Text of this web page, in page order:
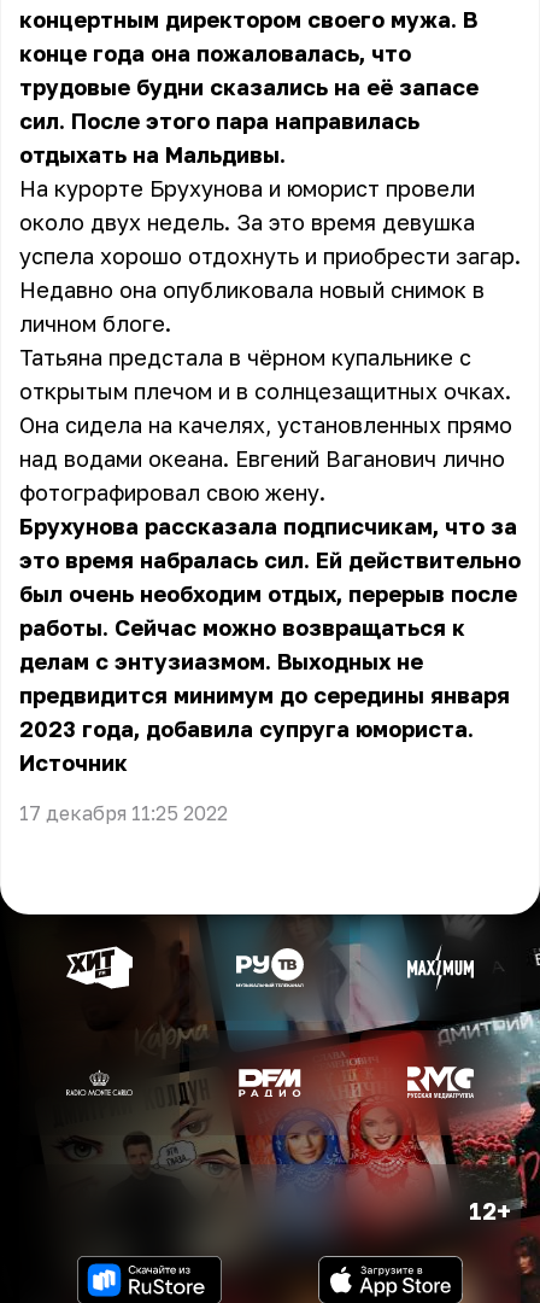
концертным директором своего мужа. В
конце года она пожаловалась, что
трудовые будни сказались на её запасе
сил. После этого пара направилась
отдыхать на Мальдивы.
На курорте Брухунова и юморист провели
около двух недель. За это время девушка
успела хорошо отдохнуть и приобрести загар.
Недавно она опубликовала новый снимок в
личном блоге.
Татьяна предстала в чёрном купальнике с
открытым плечом и в солнцезащитных очках.
Она сидела на качелях, установленных прямо
над водами океана. Евгений Ваганович лично
фотографировал свою жену.
Брухунова рассказала подписчикам, что за
это время набралась сил. Ей действительно
был очень необходим отдых, перерыв после
работы. Сейчас можно возвращаться к
делам с энтузиазмом. Выходных не
предвидится минимум до середины января
2023 года, добавила супруга юмориста.
Источник
17 декабря 11:25 2022
12+